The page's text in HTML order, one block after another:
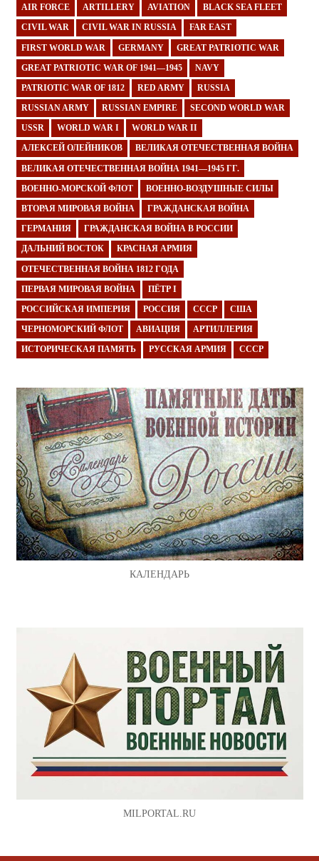
AIR FORCE ARTILLERY AVIATION BLACK SEA FLEET
CIVIL WAR CIVIL WAR IN RUSSIA FAR EAST
FIRST WORLD WAR GERMANY GREAT PATRIOTIC WAR
GREAT PATRIOTIC WAR OF 1941—1945 NAVY
PATRIOTIC WAR OF 1812 RED ARMY RUSSIA
RUSSIAN ARMY RUSSIAN EMPIRE SECOND WORLD WAR
USSR WORLD WAR I WORLD WAR II
АЛЕКСЕЙ ОЛЕЙНИКОВ ВЕЛИКАЯ ОТЕЧЕСТВЕННАЯ ВОЙНА
ВЕЛИКАЯ ОТЕЧЕСТВЕННАЯ ВОЙНА 1941—1945 ГГ.
ВОЕННО-МОРСКОЙ ФЛОТ ВОЕННО-ВОЗДУШНЫЕ СИЛЫ
ВТОРАЯ МИРОВАЯ ВОЙНА ГРАЖДАНСКАЯ ВОЙНА
ГЕРМАНИЯ ГРАЖДАНСКАЯ ВОЙНА В РОССИИ
ДАЛЬНИЙ ВОСТОК КРАСНАЯ АРМИЯ
ОТЕЧЕСТВЕННАЯ ВОЙНА 1812 ГОДА
ПЕРВАЯ МИРОВАЯ ВОЙНА ПЁТР I
РОССИЙСКАЯ ИМПЕРИЯ РОССИЯ СССР США
ЧЕРНОМОРСКИЙ ФЛОТ АВИАЦИЯ АРТИЛЛЕРИЯ
ИСТОРИЧЕСКАЯ ПАМЯТЬ РУССКАЯ АРМИЯ СССР
КАЛЕНДАРЬ
MILPORTAL.RU